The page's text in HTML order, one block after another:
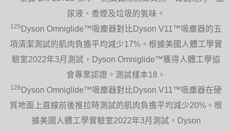
尿液、香煙及垃圾的氣味。
125 Dyson Omniglide™吸塵器對比Dyson V11™吸塵器的五
項清潔測試的肌肉負擔平均減少17%。根據美國人體工學實
驗室2022年3月測試，Dyson Omniglide™獲得人體工學協
會專業認證。測試樣本18。
126 Dyson Omniglide™吸塵器對比Dyson V11™吸塵器在硬
質地面上直線前後推拉時測試的肌肉負擔平均減少20%。根
據美國人體工學實驗室2022年3月測試，Dyson